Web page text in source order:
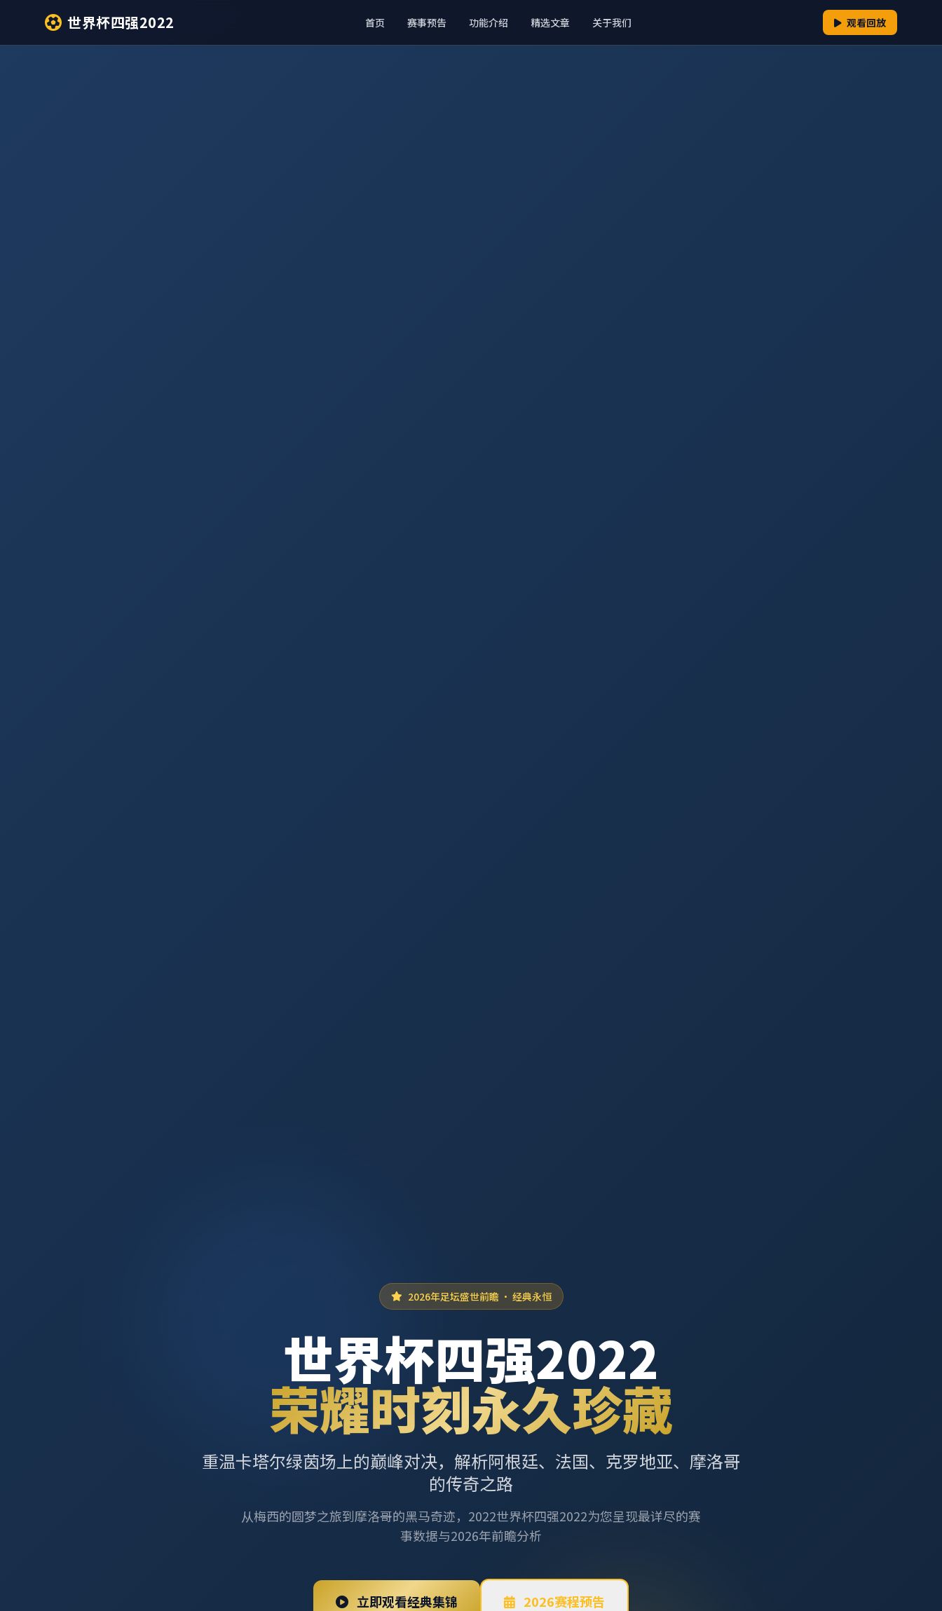
世界杯四强2022 首页 赛事预告 功能介绍 精选文章 关于我们 观看回放
2026年足坛盛世前瞻 · 经典永恒
世界杯四强2022
荣耀时刻永久珍藏
重温卡塔尔绿茵场上的巅峰对决，解析阿根廷、法国、克罗地亚、摩洛哥
的传奇之路
从梅西的圆梦之旅到摩洛哥的黑马奇迹，2022世界杯四强2022为您呈现最详尽的赛
事数据与2026年前瞻分析
立即观看经典集锦 2026赛程预告